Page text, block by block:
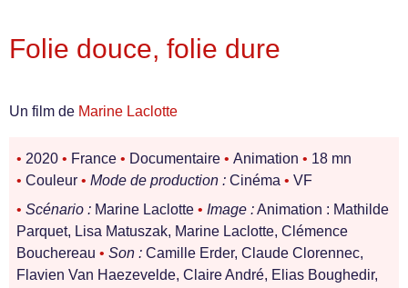
Folie douce, folie dure
Un film de Marine Laclotte
• 2020 • France • Documentaire • Animation • 18 mn
• Couleur • Mode de production : Cinéma • VF
• Scénario : Marine Laclotte • Image :Animation : Mathilde
Parquet, Lisa Matuszak, Marine Laclotte, Clémence
Bouchereau • Son : Camille Erder, Claude Clorennec,
Flavien Van Haezevelde, Claire André, Elias Boughedir,